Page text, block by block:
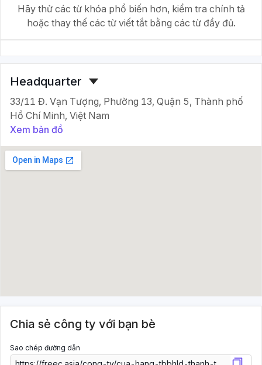
Hãy thử các từ khóa phổ biến hơn, kiểm tra chính tả
hoặc thay thế các từ viết tắt bằng các từ đầy đủ.
Headquarter
33/11 Đ. Vạn Tượng, Phường 13, Quận 5, Thành phố
Hồ Chí Minh, Việt Nam
Xem bản đồ
Chia sẻ công ty với bạn bè
Sao chép đường dẫn